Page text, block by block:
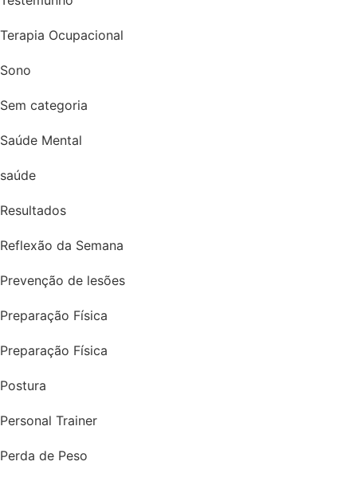
Terapia Ocupacional
Sono
Sem categoria
Saúde Mental
saúde
Resultados
Reflexão da Semana
Prevenção de lesões
Preparação Física
Preparação Física
Postura
Personal Trainer
Perda de Peso